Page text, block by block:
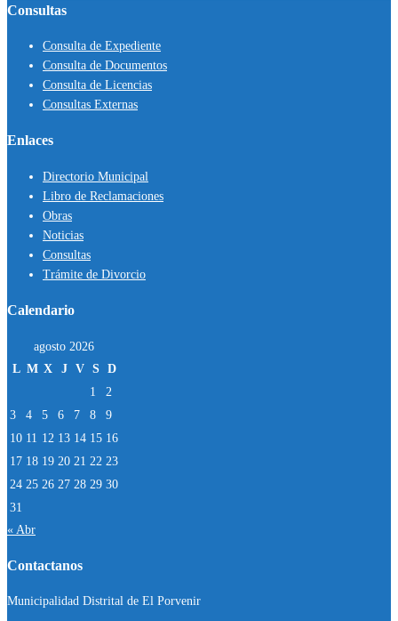
Consultas
Consulta de Expediente
Consulta de Documentos
Consulta de Licencias
Consultas Externas
Enlaces
Directorio Municipal
Libro de Reclamaciones
Obras
Noticias
Consultas
Trámite de Divorcio
Calendario
agosto 2026
L M X J V S D
1
2
3
4 5 6 7 8
9
10 11 12 13 14 15 16
17 18 19 20 21 22 23
24 25 26 27 28 29 30
31
« Abr
Contactanos
Municipalidad Distrital de El Porvenir